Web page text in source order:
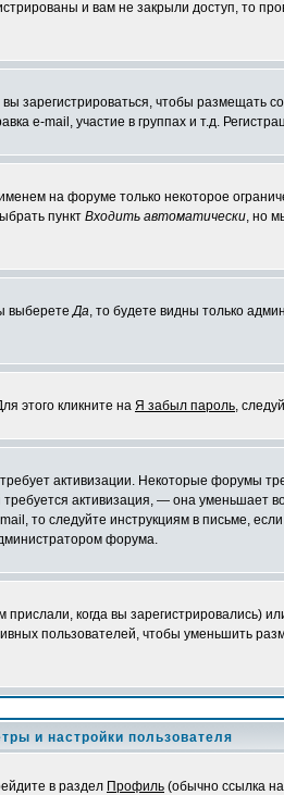
и вам не закрыли доступ, то
зарегистрироваться, чтобы
mail, участие в группах и т.д.
на форуме только некоторое
пункт Входить автоматически, но
выберетеДа, то будете видны только
этого кликните на Я забыл пароль,
активизации. Некоторые форумы
активизация, — она
то следуйте инструкциям в письме,
форума.
когда вы зарегистрировались)
пользователей, чтобы уменьшить
и настройки пользователя
в раздел Профиль (обычно ссылка